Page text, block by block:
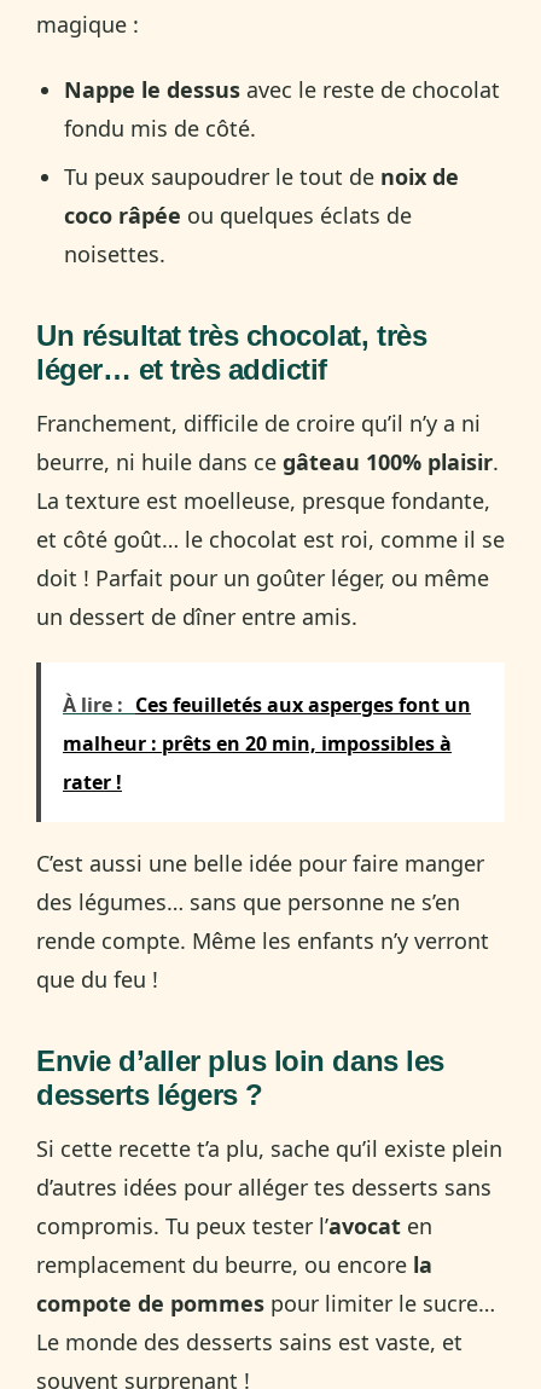
magique :
Nappe le dessus avec le reste de chocolat
fondu mis de côté.
Tu peux saupoudrer le tout de noix de
coco râpée ou quelques éclats de
noisettes.
Un résultat très chocolat, très
léger… et très addictif
Franchement, difficile de croire qu’il n’y a ni
beurre, ni huile dans ce gâteau 100% plaisir.
La texture est moelleuse, presque fondante,
et côté goût… le chocolat est roi, comme il se
doit ! Parfait pour un goûter léger, ou même
un dessert de dîner entre amis.
À lire : Ces feuilletés aux asperges font un
malheur : prêts en 20 min, impossibles à
rater !
C’est aussi une belle idée pour faire manger
des légumes… sans que personne ne s’en
rende compte. Même les enfants n’y verront
que du feu !
Envie d’aller plus loin dans les
desserts légers ?
Si cette recette t’a plu, sache qu’il existe plein
d’autres idées pour alléger tes desserts sans
compromis. Tu peux tester l’avocat en
remplacement du beurre, ou encore la
compote de pommes pour limiter le sucre…
Le monde des desserts sains est vaste, et
souvent surprenant !